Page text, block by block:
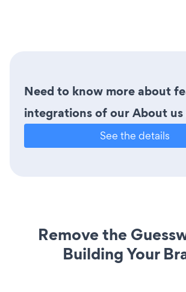
Need to know more about
integrations of our About us
See the details
Remove the
Building Your